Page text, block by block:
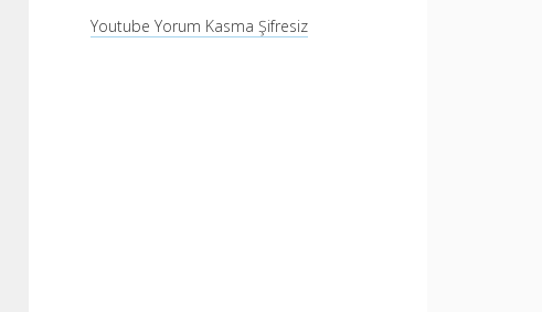
Youtube Yorum Kasma Şifresiz